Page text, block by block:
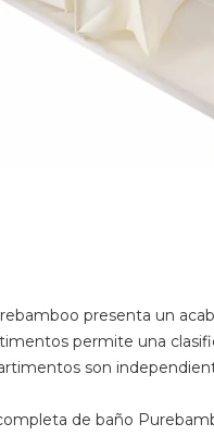
presenta un
permite una
son
de baño